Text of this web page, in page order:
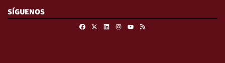
SÍGUENOS
FacebookLinkedinInstagram